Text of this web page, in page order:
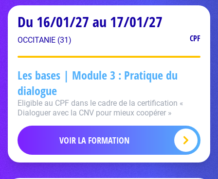
Du 16/01/27 au 17/01/27
OCCITANIE (31) CPF
Les bases | Module 3 : Pratique du
dialogue
Eligible au CPF dans le cadre de la certification «
Dialoguer avec la CNV pour mieux coopérer »
VOIR LA FORMATION